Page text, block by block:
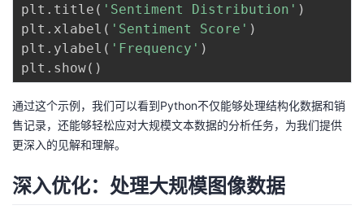
plt . title ( 'Sentiment Distribution' )
plt . xlabel ( 'Sentiment Score' )
plt . ylabel ( 'Frequency' )
plt . show( )
通过这个示例，我们可以看到Python不仅能够处理结构化数据和销
售记录，还能够轻松应对大规模文本数据的分析任务，为我们提供
更深入的见解和理解。
深入优化：处理大规模图像数据